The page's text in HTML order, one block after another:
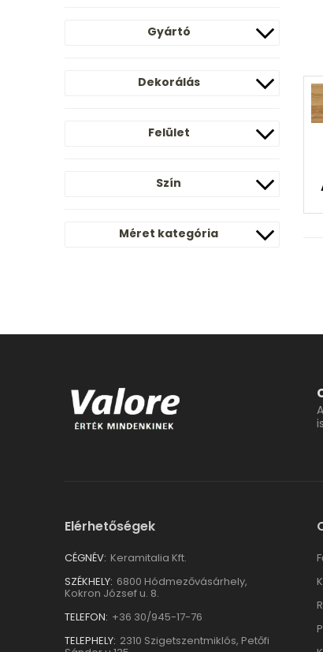
Gyártó
Dekorálás
Felület
Szín
Méret kategória
Elérhetőségek
CÉGNÉV: Keramitalia Kft.
SZÉKHELY: 6800 Hódmezővásárhely,
Kokron József u. 8.
TELEFON: +36 30/945-17-76
TELEPHELY: 2310 Szigetszentmiklós, Petőfi